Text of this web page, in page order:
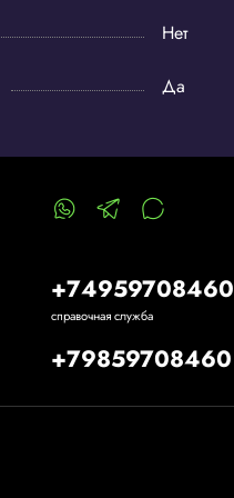
Нет
Да
+74959708460
справочная служба
+79859708460